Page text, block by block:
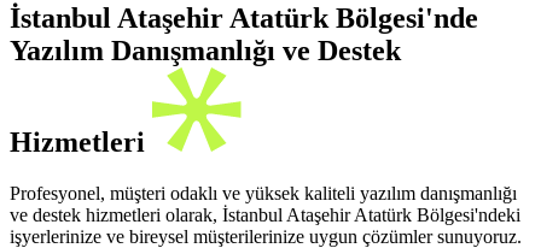
İstanbul Ataşehir Atatürk Bölgesi'nde
Yazılım Danışmanlığı ve Destek
Hizmetleri
Profesyonel, müşteri odaklı ve yüksek kaliteli yazılım danışmanlığı
ve destek hizmetleri olarak, İstanbul Ataşehir Atatürk Bölgesi'ndeki
işyerlerinize ve bireysel müşterilerinize uygun çözümler sunuyoruz.